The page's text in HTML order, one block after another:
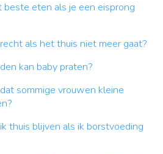
eten als je een eisprong
als het thuis niet meer gaat?
kan baby praten?
sommige vrouwen kleine
thuis blijven als ik borstvoeding